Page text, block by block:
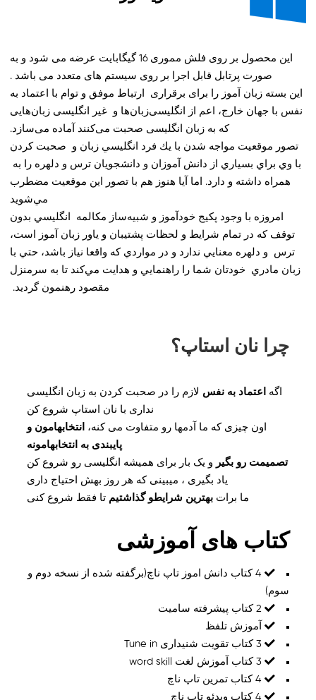
این محصول بر روی فلش مموری 16 گیگابایت عرضه می شود و به
صورت پرتابل قابل اجرا بر روی سیستم های متعدد می باشد .
اين بسته زبان آموز را برای برقراری ارتباط موفق و توام با اعتماد به
نفس با جهان خارج، اعم از انگلیسی‌زبان‌ها و غیر انگلیسی زبان‌هایی
که به زبان انگلیسی صحبت می‌کنند آماده می‌سازد.
تصور موقعيت مواجه شدن با يك فرد انگليسي زبان و صحبت كردن
با وي براي بسياري از دانش آموزان و دانشجويان ترس و دلهره را به
همراه داشته و دارد. اما آيا هنوز هم با تصور اين موقعيت مضطرب
مي‌شويد
امروزه با وجود پكيج خودآموز و شبيه‌ساز مكالمه انگليسي بدون
توقف كه در تمام شرايط و لحظات پشتيبان و ياور زبان آموز است،
ترس و دلهره معنايي ندارد و در مواردي كه واقعا نياز باشد، حتي با
زبان مادري خودتان شما را راهنمايي و هدايت مي‌كند تا به سرمنزل
مقصود رهنمون گرديد.
چرا نان استاپ؟
اگه اعتماد به نفس لازم را در صحبت کردن به زبان انگلیسی
نداری با نان استاپ شروع کن
اون چیزی که ما آدمها رو متفاوت می کنه،
انتخابهامون و
پایبندی به انتخابهامونه
تصمیمت رو بگیر
و یک بار برای همیشه انگلیسی رو شروع کن
یاد بگیری ، میبینی که هر روز بهش احتیاج داری
ما برات بهترین شرایطو گذاشتیم تا فقط شروع کنی
کتاب های آموزشی
4 کتاب دانش اموز تاپ ناچ(برگفته شده از نسخه دوم و
سوم)
2 کتاب پیشرفته سامیت
آموزش تلفظ
4 کتاب تمرین تاپ ناچ
4 کتاب ویدئو تاپ ناچ